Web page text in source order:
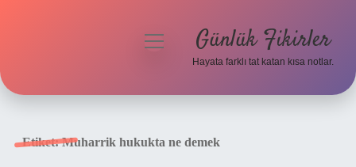
menüyü
Günlük Fikirler
Hayata farklı tat katan kısa notlar.
Etiket:Muharrik hukukta ne demek